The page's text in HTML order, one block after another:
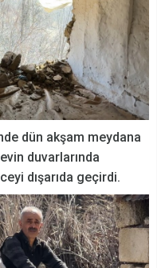
dün akşam meydana
duvarlarında
dışarıda geçirdi.